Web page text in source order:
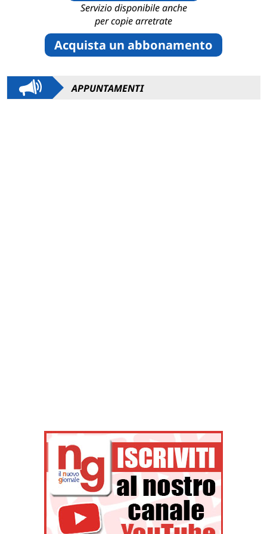
Servizio disponibile anche
per copie arretrate
Acquista un abbonamento
APPUNTAMENTI